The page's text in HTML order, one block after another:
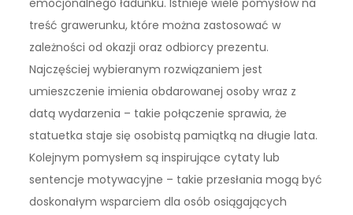
emocjonalnego ładunku. Istnieje wiele pomysłów na
treść grawerunku, które można zastosować w
zależności od okazji oraz odbiorcy prezentu.
Najczęściej wybieranym rozwiązaniem jest
umieszczenie imienia obdarowanej osoby wraz z
datą wydarzenia – takie połączenie sprawia, że
statuetka staje się osobistą pamiątką na długie lata.
Kolejnym pomysłem są inspirujące cytaty lub
sentencje motywacyjne – takie przesłania mogą być
doskonałym wsparciem dla osób osiągających